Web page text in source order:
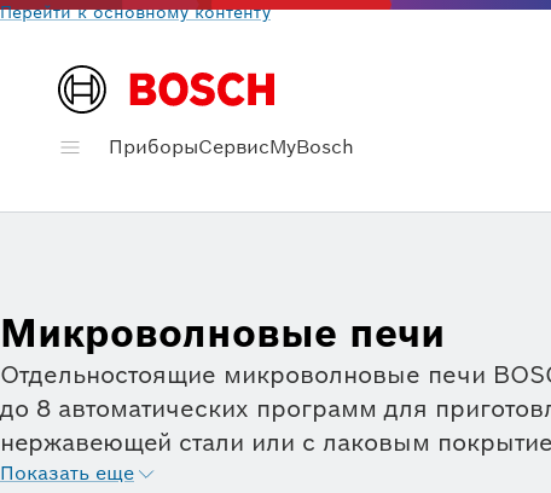
Перейти к основному контенту
ПриборыСервисMyBosch
Микроволновые печи
Отдельностоящие микроволновые печи
до 8 автоматических программ для
нержавеющей стали или с лаковым
от модели микроволновки имеется гриль
Показать еще